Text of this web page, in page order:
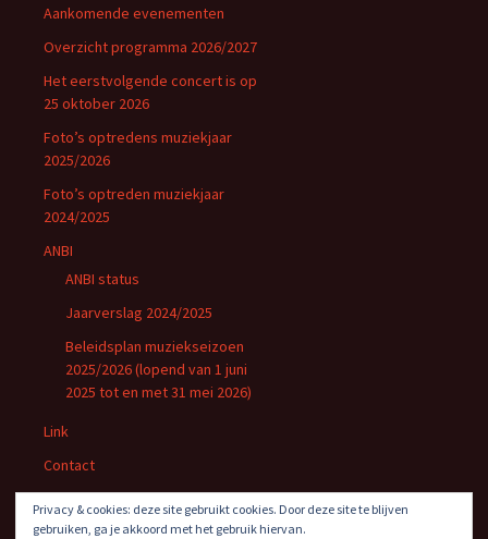
Aankomende evenementen
Overzicht programma 2026/2027
Het eerstvolgende concert is op
25 oktober 2026
Foto’s optredens muziekjaar
2025/2026
Foto’s optreden muziekjaar
2024/2025
ANBI
ANBI status
Jaarverslag 2024/2025
Beleidsplan muziekseizoen
2025/2026 (lopend van 1 juni
2025 tot en met 31 mei 2026)
Link
Contact
Privacybeleid
Privacy & cookies: deze site gebruikt cookies. Door deze site te blijven
gebruiken, ga je akkoord met het gebruik hiervan.